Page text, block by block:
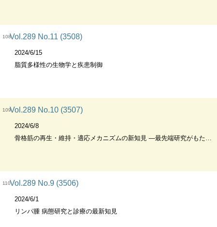
108Vol.289 No.11 (3508)
2024/6/15
脂質多様性の生物学と疾患制御
109Vol.289 No.10 (3507)
2024/6/8
骨格筋の再生・維持・適応メカニズムの新知見 ―最先端研究がもたらしたパラダイムシフト
110Vol.289 No.9 (3506)
2024/6/1
リンパ腫 病態研究と診療の最新知見